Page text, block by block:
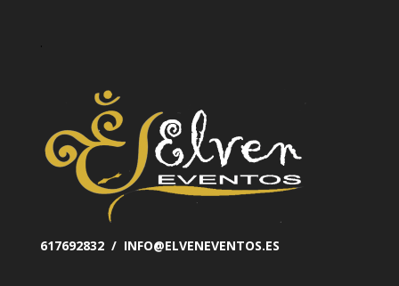
.
617692832 / INFO@ELVENEVENTOS.ES